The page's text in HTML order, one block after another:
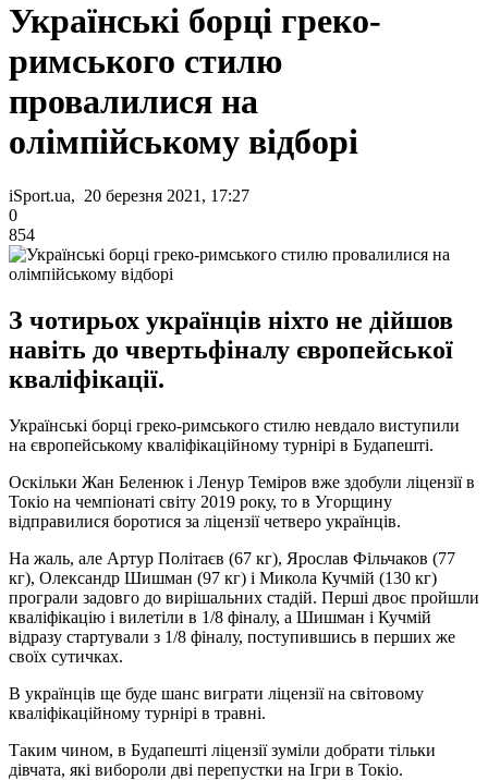
Українські борці греко-
римського стилю
провалилися на
олімпійському відборі
iSport.ua, 20 березня 2021, 17:27
0
854
З чотирьох українців ніхто не дійшов
навіть до чвертьфіналу європейської
кваліфікації.
Українські борці греко-римського стилю невдало виступили
на європейському кваліфікаційному турнірі в Будапешті.
Оскільки Жан Беленюк і Ленур Теміров вже здобули ліцензії в
Токіо на чемпіонаті світу 2019 року, то в Угорщину
відправилися боротися за ліцензії четверо українців.
На жаль, але Артур Політаєв (67 кг), Ярослав Фільчаков (77
кг), Олександр Шишман (97 кг) і Микола Кучмій (130 кг)
програли задовго до вирішальних стадій. Перші двоє пройшли
кваліфікацію і вилетіли в 1/8 фіналу, а Шишман і Кучмій
відразу стартували з 1/8 фіналу, поступившись в перших же
своїх сутичках.
В українців ще буде шанс виграти ліцензії на світовому
кваліфікаційному турнірі в травні.
Таким чином, в Будапешті ліцензії зуміли добрати тільки
дівчата, які вибороли дві перепустки на Ігри в Токіо.